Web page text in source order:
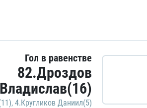
Гол в равенстве
82.Дроздов
Владислав(16)
, 4.Кругликов Даниил(5)